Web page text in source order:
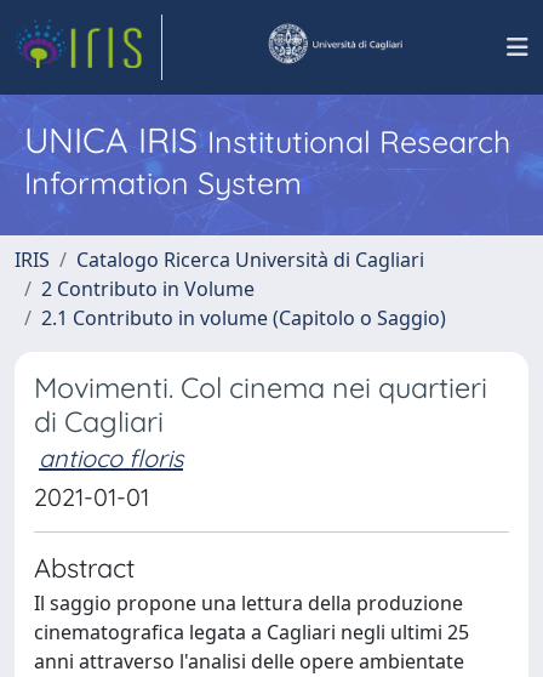
UNICA IRISInstitutional Research
Information System
IRIS
Catalogo Ricerca Università di Cagliari
2 Contributo in Volume
2.1 Contributo in volume (Capitolo o Saggio)
Movimenti. Col cinema nei quartieri
di Cagliari
antioco floris
2021-01-01
Abstract
Il saggio propone una lettura della produzione
cinematografica legata a Cagliari negli ultimi 25
anni attraverso l'analisi delle opere ambientate